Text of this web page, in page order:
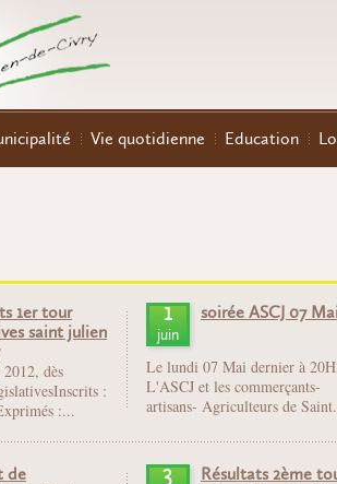
Vie quotidienne Education
1er tour
saint julien
dès
:
:...
1
juin
soirée ASCJ 07
Le lundi 07 Mai dernier à
L'ASCJ et les commerçants-
artisans- Agriculteurs de
de
3
Résultats 2ème